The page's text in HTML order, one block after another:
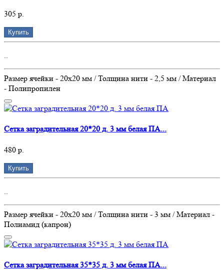
305 р.
Купить
..
Размер ячейки - 20х20 мм / Толщина нити - 2,5 мм / Материал
- Полипропилен
Сетка заградительная 20*20 д. 3 мм белая ПА...
480 р.
Купить
Размер ячейки - 20х20 мм / Толщина нити - 3 мм / Материал -
Полиамид (капрон)
Сетка заградительная 35*35 д. 3 мм белая ПА...